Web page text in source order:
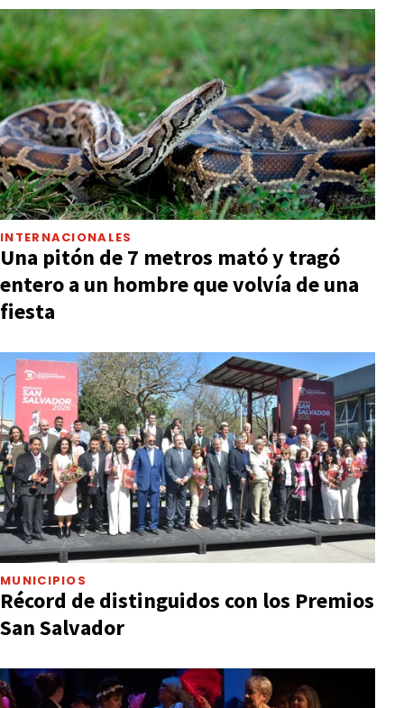
INTERNACIONALES
Una pitón de 7 metros mató y tragó
entero a un hombre que volvía de una
fiesta
MUNICIPIOS
Récord de distinguidos con los Premios
San Salvador